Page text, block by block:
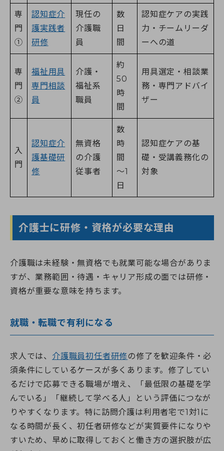
専
門
①
認知症介
護実践者
研修
現任の
介護職
員
数
日
間
認知症ケアの実践
力・チームリーダ
ーへの道
専
門
②
福祉用具
専門相談
員
介護・
福祉系
職員
約
50
時
間
用具選定・相談業
務・専門アドバイ
ザー
入
門
認知症介
護基礎研
修
無資格
の介護
従事者
数
時
間
〜1
日
認知症ケアの基
礎・受講義務化の
対象
介護士に研修・資格が必要な理由
介護職は未経験・無資格でも就業可能な場合がありま
すが、業務範囲・待遇・キャリア形成の面では研修・
資格が重要な意味を持ちます。
就職・転職で有利になる
求人では、 介護職員初任者研修の修了を歓迎条件・必
須条件にしているケースが多くあります。修了してい
るだけで応募できる職場が増え、「最低限の基礎を学
んでいる」「継続して学べる人」という評価につなが
りやすくなります。特に訪問介護は利用者宅で1対1に
なる時間が長く、初任者研修などが実質要件になりや
すいため、早めに取得しておくと働き方の選択肢が広